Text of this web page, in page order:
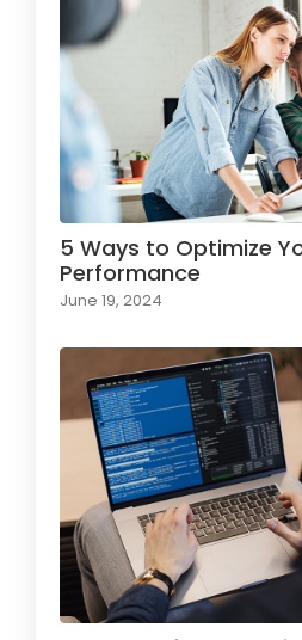
5 Ways to Optimize
Performance
June 19, 2024